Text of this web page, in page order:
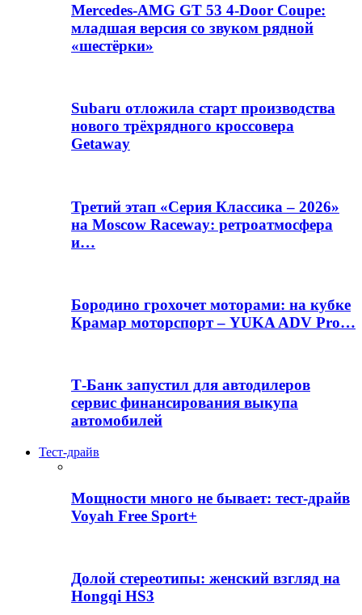
Mercedes-AMG GT 53 4-Door Coupe:
младшая версия со звуком рядной
«шестёрки»
Subaru отложила старт производства
нового трёхрядного кроссовера
Getaway
Третий этап «Серия Классика – 2026»
на Moscow Raceway: ретроатмосфера
и…
Бородино грохочет моторами: на кубке
Крамар моторспорт – YUKA ADV Pro…
Т-Банк запустил для автодилеров
сервис финансирования выкупа
автомобилей
Тест-драйв
Мощности много не бывает: тест-драйв
Voyah Free Sport+
Долой стереотипы: женский взгляд на
Hongqi HS3